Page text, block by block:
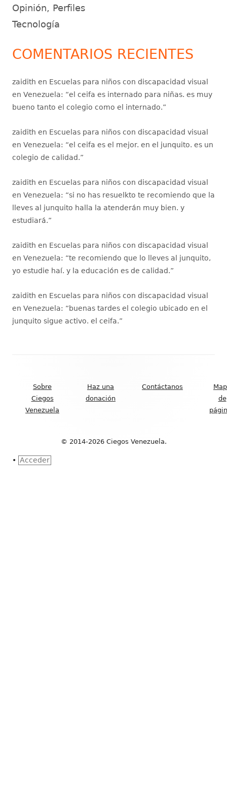
Opinión, Perfiles
Tecnología
COMENTARIOS RECIENTES
zaidith en Escuelas para niños con discapacidad visual
en Venezuela: “el ceifa es internado para niñas. es muy
bueno tanto el colegio como el internado.”
zaidith en Escuelas para niños con discapacidad visual
en Venezuela: “el ceifa es el mejor. en el junquito. es un
colegio de calidad.”
zaidith en Escuelas para niños con discapacidad visual
en Venezuela: “si no has resuelkto te recomiendo que la
lleves al junquito halla la atenderán muy bien. y
estudiará.”
zaidith en Escuelas para niños con discapacidad visual
en Venezuela: “te recomiendo que lo lleves al junquito,
yo estudie haí. y la educación es de calidad.”
zaidith en Escuelas para niños con discapacidad visual
en Venezuela: “buenas tardes el colegio ubicado en el
junquito sigue activo. el ceifa.”
Footer
Sobre
Ciegos
Venezuela
Haz una
donación
Contáctanos
de
© 2014-2026 Ciegos Venezuela.
• Acceder